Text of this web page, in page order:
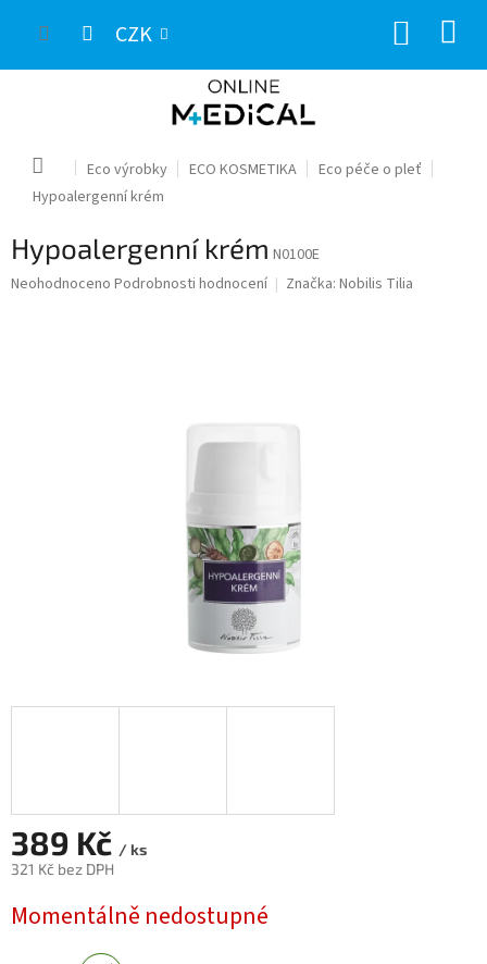
CZK
Domů Eco výrobky ECO KOSMETIKA
Eco péče o pleť
Hypoalergenní krém
Hypoalergenní krém N0100E
Průměrné
Neohodnoceno Podrobnosti hodnocení Značka: Nobilis Tilia
389 Kč / ks
321 Kč bez DPH
cena:
Momentálně nedostupné